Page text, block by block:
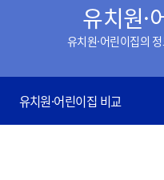
유치원·
유치원·어린이집의
유치원·어린이집 비교